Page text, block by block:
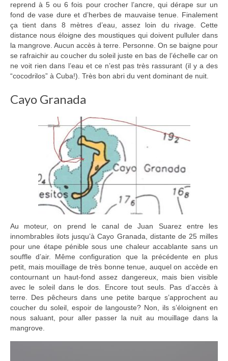
reprend à 5 ou 6 fois pour crocher l’ancre, qui dérape sur un
fond de vase dure et d’herbes de mauvaise tenue. Finalement
ça tient dans 8 mètres d’eau, assez loin du rivage. Cette
distance nous éloigne des moustiques qui doivent pulluler dans
la mangrove. Aucun accès à terre. Personne. On se baigne pour
se rafraichir au coucher du soleil juste en bas de l’échelle car on
ne voit rien dans l’eau et ce n’est pas très rassurant (il y a des
“cocodrilos” à Cuba!). Très bon abri du vent dominant de nuit.
Cayo Granada
Au moteur, on prend le canal de Juan Suarez entre les
innombrables ilots jusqu’à Cayo Granada, distante de 25 milles
pour une étape pénible sous une chaleur accablante sans un
souffle d’air. Même configuration que la précédente en plus
petit, mais mouillage de très bonne tenue, auquel on accède en
contournant un haut-fond assez dangereux, mais bien visible
avec le soleil dans le dos. Encore tout seuls. Pas d’accès à
terre. Des pêcheurs dans une petite barque s’approchent au
coucher du soleil, espoir de langouste? Non, ils s’éloignent en
nous saluant, pour aller passer la nuit au mouillage dans la
mangrove.